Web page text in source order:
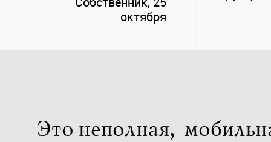
октября
Это неполная,